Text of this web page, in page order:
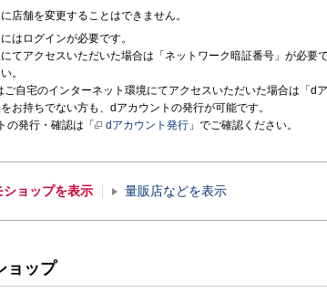
店舗を変更することはできません。
はログインが必要です。
にてアクセスいただいた場合は「ネットワーク暗証番号」が必要
。
ご自宅のインターネット環境にてアクセスいただいた場合は「d
お持ちでない方も、dアカウントの発行が可能です。
の発行・確認は「
dアカウント発行 」でご確認ください。
ショップを表示 量販店などを表示
ョップ